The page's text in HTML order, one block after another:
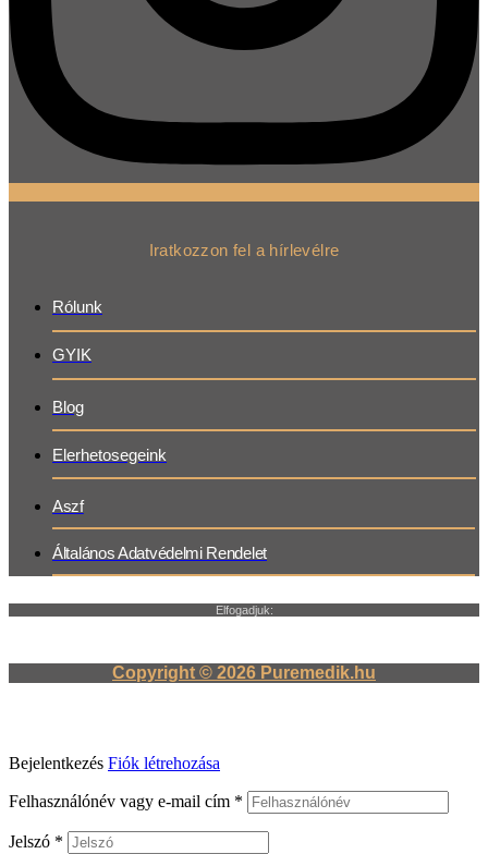
Iratkozzon fel a hírlevélre
Rólunk
GYIK
Blog
Elerhetosegeink
Aszf
Általános Adatvédelmi Rendelet
Elfogadjuk:
Copyright © 2026 Puremedik.hu
Bejelentkezés Fiók létrehozása
Felhasználónév vagy e-mail cím *
Jelszó *